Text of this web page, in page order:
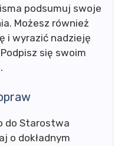
podsumuj swoje
Możesz również
i wyrazić nadzieję
się swoim
do Starostwa
o dokładnym